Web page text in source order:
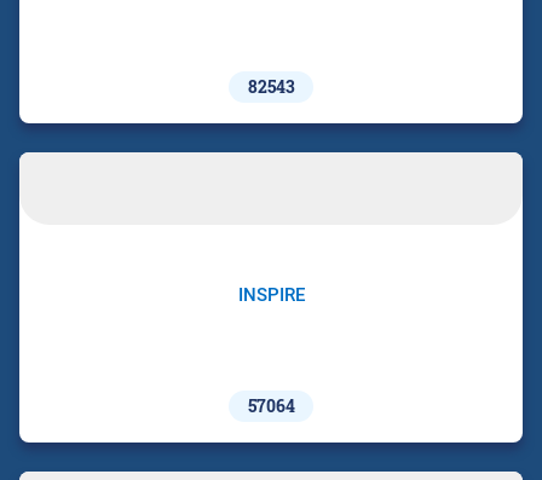
82543
INSPIRE
57064